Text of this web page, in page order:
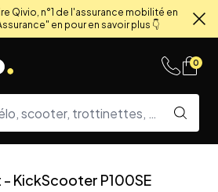
Qivio, n°1 de l'assurance mobilité en
en pour en savoir plus 👇
0
- KickScooter P100SE